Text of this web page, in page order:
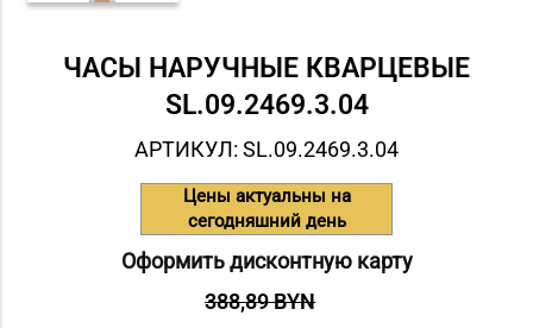
ЧАСЫ НАРУЧНЫЕ КВАРЦЕВЫЕ
SL.09.2469.3.04
АРТИКУЛ: SL.09.2469.3.04
Цены актуальны на
сегодняшний день
Оформить дисконтную карту
388,89 BYN